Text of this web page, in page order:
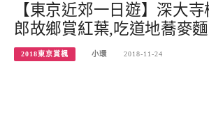
【東京近郊一日遊】深大
郎故鄉賞紅葉,吃道地蕎麥麵
2018東京賞楓 小環 2018-11-24